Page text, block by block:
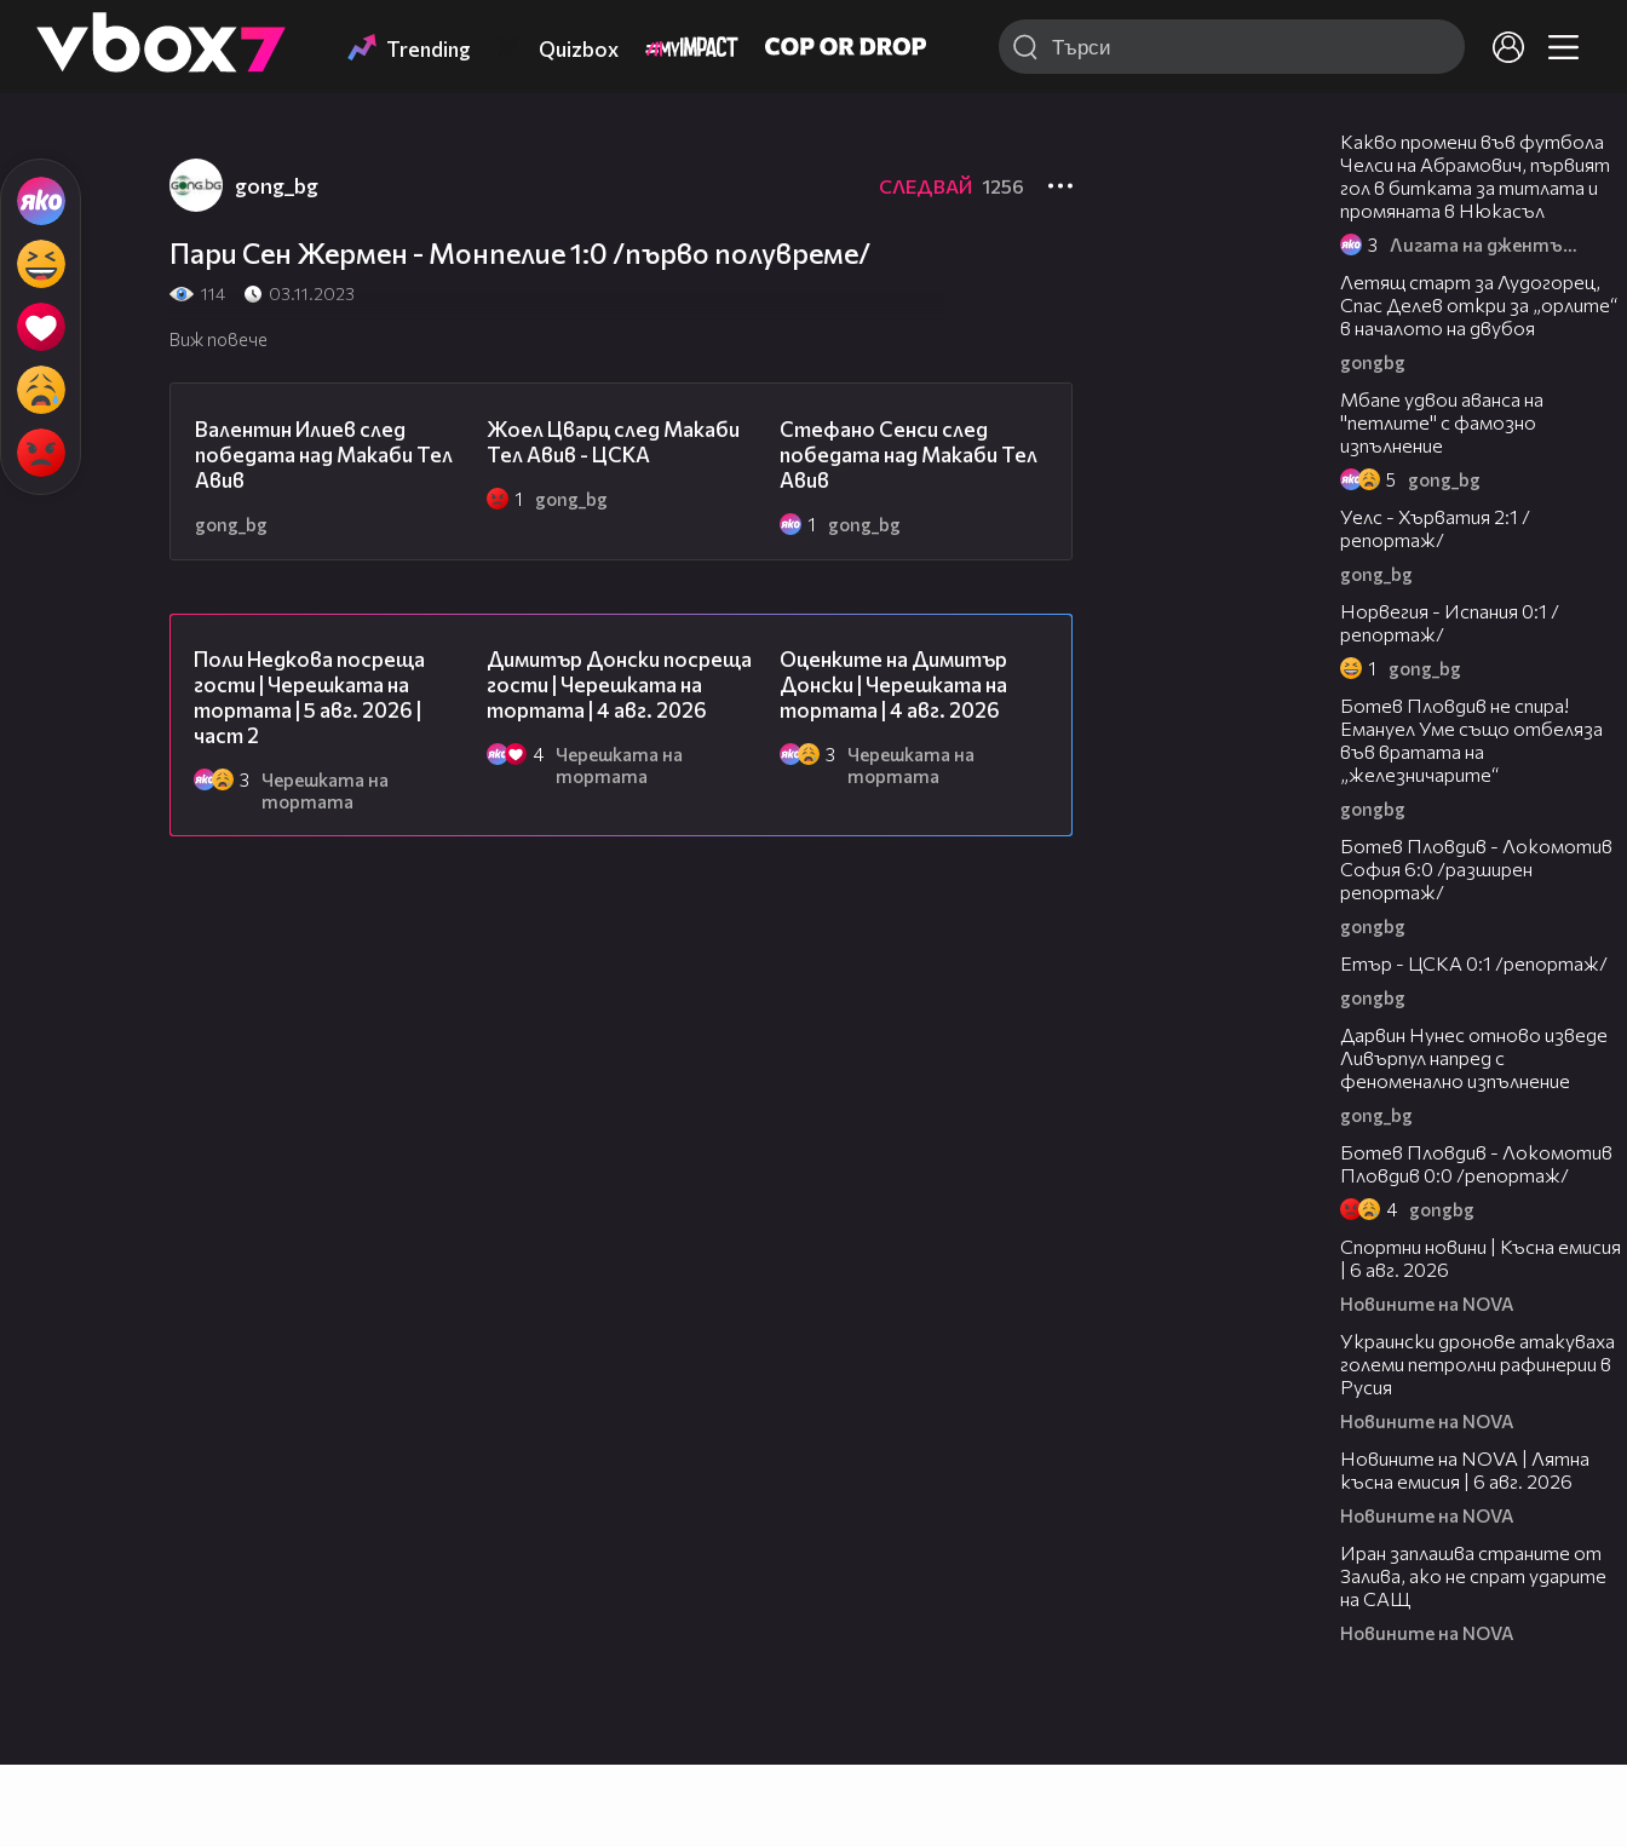
👾 Trending Quizbox
gong_bg СЛЕДВАЙ 1256
Пари Сен Жермен - Монпелие 1:0 /първо полувреме/
114 03.11.2023
Виж повече
Валентин Илиев след
победата над Макаби Тел
Авив
gong_bg
Жоел Цварц след Макаби
Тел Авив - ЦСКА
1 gong_bg
Стефано Сенси след
победата над Макаби Тел
Авив
1 gong_bg
Поли Недкова посреща
гости | Черешката на
тортата | 5 авг. 2026 |
част 2
3
Черешката на
тортата
Димитър Донски посреща
гости | Черешката на
тортата | 4 авг. 2026
4
Черешката на
тортата
Оценките на Димитър
Донски | Черешката на
тортата | 4 авг. 2026
3
Черешката на
тортата
Какво промени във футбола
Челси на Абрамович, първият
гол в битката за титлата и
промяната в Нюкасъл
3 Лигата на джентълмените
Летящ старт за Лудогорец,
Спас Делев откри за „орлите“
в началото на двубоя
gongbg
Мбапе удвои аванса на
"петлите" с фамозно
изпълнение
5 gong_bg
Уелс - Хърватия 2:1 /
репортаж/
gong_bg
Норвегия - Испания 0:1 /
репортаж/
1 gong_bg
Ботев Пловдив не спира!
Емануел Уме също отбеляза
във вратата на
„железничарите“
gongbg
Ботев Пловдив - Локомотив
София 6:0 /разширен
репортаж/
gongbg
Етър - ЦСКА 0:1 /репортаж/
gongbg
Дарвин Нунес отново изведе
Ливърпул напред с
феноменално изпълнение
gong_bg
Ботев Пловдив - Локомотив
Пловдив 0:0 /репортаж/
4 gongbg
Спортни новини | Късна емисия
| 6 авг. 2026
Новините на NOVA
Украински дронове атакуваха
големи петролни рафинерии в
Русия
Новините на NOVA
Новините на NOVA | Лятна
късна емисия | 6 авг. 2026
Новините на NOVA
Иран заплашва страните от
Залива, ако не спрат ударите
на САЩ
Новините на NOVA